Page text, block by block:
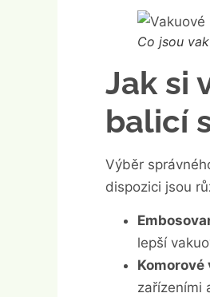
Co jsou
Jak si
balicí
Výběr
dispozici jsou
lepší
Komorové
zařízeními